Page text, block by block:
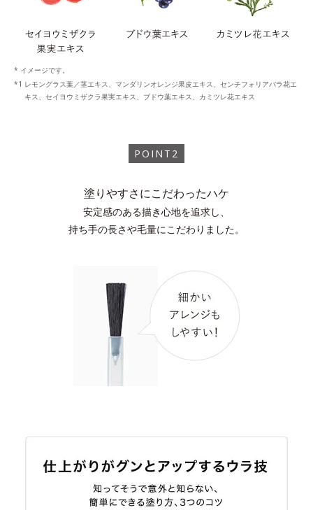
* イメージです。
レモングラス葉／茎エキス、マンダリンオレンジ果皮エキス、センチフォリアバラ花エ
キス、セイヨウミザクラ果実エキス、ブドウ葉エキス、カミツレ花エキス
POINT2
塗りやすさにこだわったハケ
安定感のある描き心地を追求し、
持ち手の長さや毛量にこだわりました。